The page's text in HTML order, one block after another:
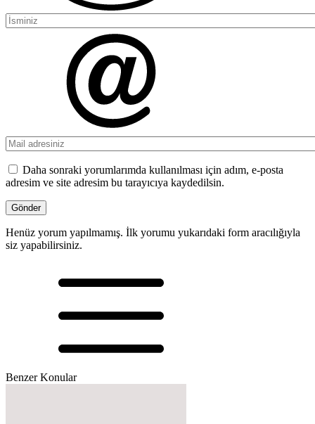
Daha sonraki yorumlarımda kullanılması için adım, e-posta
adresim ve site adresim bu tarayıcıya kaydedilsin.
Henüz yorum yapılmamış. İlk yorumu yukarıdaki form aracılığıyla
siz yapabilirsiniz.
Benzer Konular